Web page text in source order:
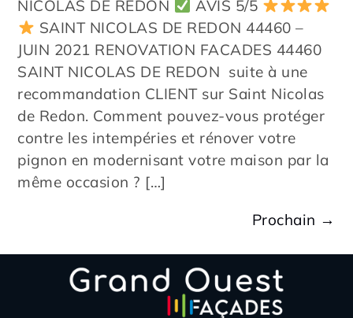
NICOLAS DE REDON
AVIS 5/5
SAINT NICOLAS DE REDON 44460 –
JUIN 2021 RENOVATION FACADES 44460
SAINT NICOLAS DE REDON suite à une
recommandation CLIENT sur Saint Nicolas
de Redon. Comment pouvez-vous protéger
contre les intempéries et rénover votre
pignon en modernisant votre maison par la
même occasion ? […]
Prochain →